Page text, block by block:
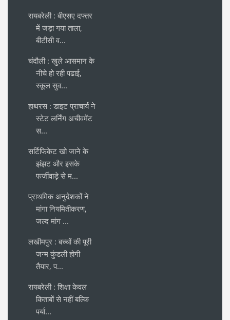
रायबरेली : बीएसए दफ्तर
में जड़ा गया ताला,
बीटीसी व...
चंदौली : खुले आसमान के
नीचे हो रही पढाई,
स्कूल सुव...
हाथरस : डाइट प्राचार्य ने
स्टेट लर्निंग अचीवमेंट
स...
सर्टिफिकेट खो जाने के
झंझट और इसके
फर्जीवाड़े से म...
प्राथमिक अनुदेशकों ने
मांगा नियमितीकरण,
जल्द मांग ...
लखीमपुर : बच्चों की पूरी
जन्म कुंडली होगी
तैयार, प...
रायबरेली : शिक्षा केवल
किताबों से नहीं बल्कि
पर्या...